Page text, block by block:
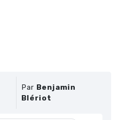
Par Benjamin
Blériot